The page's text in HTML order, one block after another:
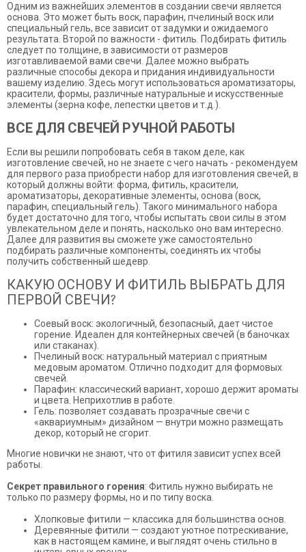
Одним из важнейших элементов в создании свечи является
основа. Это может быть воск, парафин, пчелиный воск или
специальный гель, все зависит от задумки и ожидаемого
результата. Второй по важности - фитиль. Подбирать фитиль
следует по толщине, в зависимости от размеров
изготавливаемой вами свечи. Далее можно выбрать
различные способы декора и придания индивидуальности
вашему изделию. Здесь могут использоваться ароматизаторы,
красители, формы, различные натуральные и искусственные
элементы (зерна кофе, лепестки цветов и т.д.).
ВСЕ ДЛЯ СВЕЧЕЙ РУЧНОЙ РАБОТЫ
Если вы решили попробовать себя в таком деле, как
изготовление свечей, но не знаете с чего начать - рекомендуем
для первого раза приобрести набор для изготовления свечей, в
который должны войти: форма, фитиль, красители,
ароматизаторы, декоративные элементы, основа (воск,
парафин, специальный гель). Такого минимального набора
будет достаточно для того, чтобы испытать свои силы в этом
увлекательном деле и понять, насколько оно вам интересно.
Далее для развития вы сможете уже самостоятельно
подбирать различные компоненты, соединять их чтобы
получить собственный шедевр.
КАКУЮ ОСНОВУ И ФИТИЛЬ ВЫБРАТЬ ДЛЯ
ПЕРВОЙ СВЕЧИ?
Соевый воск: экологичный, безопасный, дает чистое
горение. Идеален для контейнерных свечей (в баночках
или стаканах).
Пчелиный воск: натуральный материал с приятным
медовым ароматом. Отлично подходит для формовых
свечей.
Парафин: классический вариант, хорошо держит ароматы
и цвета. Неприхотлив в работе.
Гель: позволяет создавать прозрачные свечи с
«аквариумным» дизайном — внутри можно размещать
декор, который не сгорит.
Многие новички не знают, что от фитиля зависит успех всей
работы.
Секрет правильного горения: Фитиль нужно выбирать не
только по размеру формы, но и по типу воска.
Хлопковые фитили — классика для большинства основ.
Деревянные фитили — создают уютное потрескивание,
как в настоящем камине, и выглядят очень стильно в